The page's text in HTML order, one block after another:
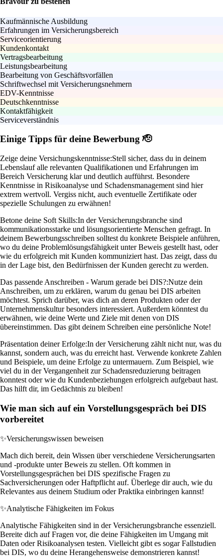
Kaufmännische Ausbildung
Erfahrungen im Versicherungsbereich
Serviceorientierung
Kundenkontakt
Vertragsbearbeitung
Leistungsbearbeitung
Bearbeitung von Geschäftsvorfällen
Schriftwechsel mit Versicherungsnehmern
EDV-Kenntnisse
Deutschkenntnisse
Kontaktfähigkeit
Serviceverständnis
Einige Tipps für deine Bewerbung 🫡
Zeige deine Versichungskenntnisse:Stell sicher, dass du in deinem
Lebenslauf alle relevanten Qualifikationen und Erfahrungen im
Bereich Versicherung klar und deutlich aufführst. Besondere
Kenntnisse in Risikoanalyse und Schadensmanagement sind hier
extrem wertvoll. Vergiss nicht, auch eventuelle Zertifikate oder
spezielle Schulungen zu erwähnen!
Betone deine Soft Skills:In der Versicherungsbranche sind
kommunikationsstarke und lösungsorientierte Menschen gefragt. In
deinem Bewerbungsschreiben solltest du konkrete Beispiele anführen,
wo du deine Problemlösungsfähigkeit unter Beweis gestellt hast, oder
wie du erfolgreich mit Kunden kommuniziert hast. Das zeigt, dass du
in der Lage bist, den Bedürfnissen der Kunden gerecht zu werden.
Das passende Anschreiben - Warum gerade bei DIS?:Nutze dein
Anschreiben, um zu erklären, warum du genau bei DIS arbeiten
möchtest. Sprich darüber, was dich an deren Produkten oder der
Unternehmenskultur besonders interessiert. Außerdem könntest du
erwähnen, wie deine Werte und Ziele mit denen von DIS
übereinstimmen. Das gibt deinem Schreiben eine persönliche Note!
Präsentation deiner Erfolge:In der Versicherung zählt nicht nur, was du
kannst, sondern auch, was du erreicht hast. Verwende konkrete Zahlen
und Beispiele, um deine Erfolge zu untermauern. Zum Beispiel, wie
viel du in der Vergangenheit zur Schadensreduzierung beitragen
konntest oder wie du Kundenbeziehungen erfolgreich aufgebaut hast.
Das hilft dir, im Gedächtnis zu bleiben!
Wie man sich auf ein Vorstellungsgespräch bei DIS
vorbereitet
✨Versicherungswissen beweisen
Mach dich bereit, dein Wissen über verschiedene Versicherungsarten
und -produkte unter Beweis zu stellen. Oft kommen in
Vorstellungsgesprächen bei DIS spezifische Fragen zu
Sachversicherungen oder Haftpflicht auf. Überlege dir auch, wie du
Relevantes aus deinem Studium oder Praktika einbringen kannst!
✨Analytische Fähigkeiten im Fokus
Analytische Fähigkeiten sind in der Versicherungsbranche essenziell.
Bereite dich auf Fragen vor, die deine Fähigkeiten im Umgang mit
Daten oder Risikoanalysen testen. Vielleicht gibt es sogar Fallstudien
bei DIS, wo du deine Herangehensweise demonstrieren kannst!